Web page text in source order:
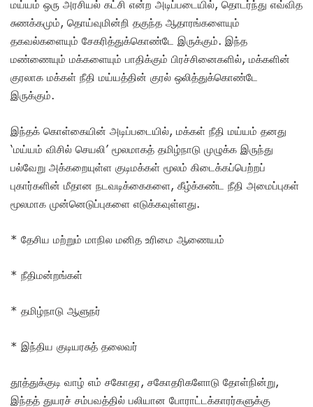
மய்யம் ஒரு அரசியல் கட்சி என்ற அடிப்படையில், தொடர்ந்து எவ்வித
சுணக்கமும், தொய்வுமின்றி தகுந்த ஆதாரங்களையும்
தகவல்களையும் சேகரித்துக்கொண்டே இருக்கும். இந்த
மண்ணையும் மக்களையும் பாதிக்கும் பிரச்சினைகளில், மக்களின்
குரலாக மக்கள் நீதி மய்யத்தின் குரல் ஒலித்துக்கொண்டே
இருக்கும்.
இந்தக் கொள்கையின் அடிப்படையில், மக்கள் நீதி மய்யம் தனது
‘மய்யம் விசில் செயலி’ மூலமாகத் தமிழ்நாடு முழுக்க இருந்து
பல்வேறு அக்கறையுள்ள குடிமக்கள் மூலம் கிடைக்கப்பெற்றப்
புகார்களின் மீதான நடவடிக்கைகளை, கீழ்க்கண்ட நீதி அமைப்புகள்
மூலமாக முன்னெடுப்புகளை எடுக்கவுள்ளது.
* தேசிய மற்றும் மாநில மனித உரிமை ஆணையம்
* நீதிமன்றங்கள்
* தமிழ்நாடு ஆளுநர்
* இந்திய குடியரசுத் தலைவர்
தூத்துக்குடி வாழ் எம் சகோதர, சகோதரிகளோடு தோள்நின்று,
இந்தத் துயரச் சம்பவத்தில் பலியான போராட்டக்காரர்களுக்கு